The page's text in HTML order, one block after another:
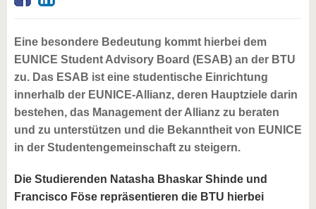
Eine besondere Bedeutung kommt hierbei dem
EUNICE Student Advisory Board (ESAB) an der BTU
zu. Das ESAB ist eine studentische Einrichtung
innerhalb der EUNICE-Allianz, deren Hauptziele darin
bestehen, das Management der Allianz zu beraten
und zu unterstützen und die Bekanntheit von EUNICE
in der Studentengemeinschaft zu steigern.
Die Studierenden Natasha Bhaskar Shinde und
Francisco Föse repräsentieren die BTU hierbei